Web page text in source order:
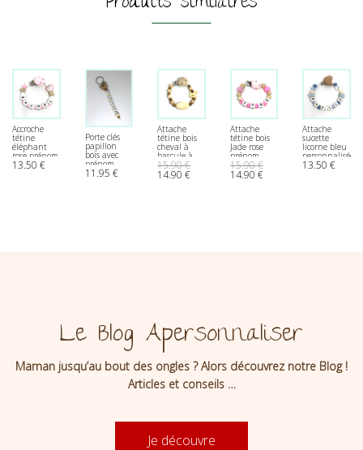
Accroche
tétine
éléphant
rose prénom
13.50 €
Porte clés
papillon
bois avec
prénom
11.95 €
Attache
tétine bois
cheval à
bascule à
graver
15.90€
Le prix initial était : 15.90 €.
14.90€Le prix actuel est : 14.90 €.
Attache
tétine bois
Jade rose
prénom
hexagone
15.90€
Le prix initial était : 15.90 €.
14.90 €Le prix actuel est :
Attache
sucette
licorne bleu
personnalisée
13.50€
Le Blog Apersonnaliser
Maman jusqu’au bout des ongles ? Alors découvrez notre Blog !
Articles et conseils …
Je découvre